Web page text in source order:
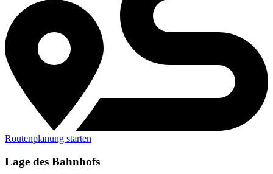
Routenplanung starten
Lage des Bahnhofs